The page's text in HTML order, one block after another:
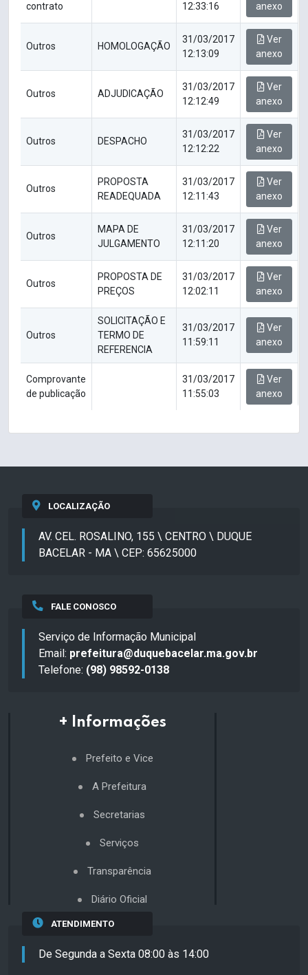
contrato
12:33:16
anexo
Outros HOMOLOGAÇÃO
31/03/2017
12:13:09
Ver
anexo
Outros ADJUDICAÇÃO
31/03/2017
12:12:49
Ver
anexo
Outros DESPACHO
31/03/2017
12:12:22
Ver
anexo
Outros
PROPOSTA
READEQUADA
31/03/2017
12:11:43
Ver
anexo
Outros
MAPA DE
JULGAMENTO
31/03/2017
12:11:20
Ver
anexo
Outros
PROPOSTA DE
PREÇOS
31/03/2017
12:02:11
Ver
anexo
Outros
SOLICITAÇÃO E
TERMO DE
REFERENCIA
31/03/2017
11:59:11
Ver
anexo
Comprovante
de publicação
31/03/2017
11:55:03
Ver
anexo
LOCALIZAÇÃO
AV. CEL. ROSALINO, 155 \ CENTRO \ DUQUE
BACELAR - MA \ CEP: 65625000
FALE CONOSCO
Serviço de Informação Municipal
Email: prefeitura@duquebacelar.ma.gov.br
Telefone: (98) 98592-0138
+ Informações
Prefeito e Vice
A Prefeitura
Secretarias
Serviços
Transparência
Diário Oficial
ATENDIMENTO
De Segunda a Sexta 08:00 às 14:00